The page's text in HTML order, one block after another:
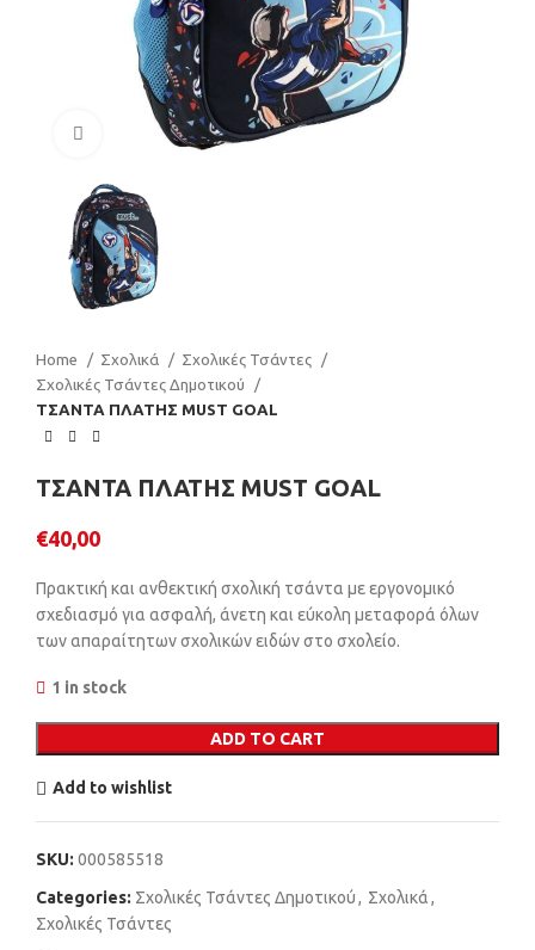
Click to enlarge
Home Σχολικά
Σχολικές Τσάντες
Σχολικές Τσάντες Δημοτικού
ΤΣΑΝΤΑ ΠΛΑΤΗΣ MUST GOAL
ΤΣΑΝΤΑ ΠΛΑΤΗΣ MUST GOAL
€40,00
Πρακτική και ανθεκτική σχολική τσάντα με εργονομικό
σχεδιασμό για ασφαλή, άνετη και εύκολη μεταφορά όλων
των απαραίτητων σχολικών ειδών στο σχολείο.
1 in stock
ADD TO CART
Add to wishlist
SKU: 000585518
Categories: Σχολικές Τσάντες Δημοτικού, Σχολικά,
Σχολικές Τσάντες